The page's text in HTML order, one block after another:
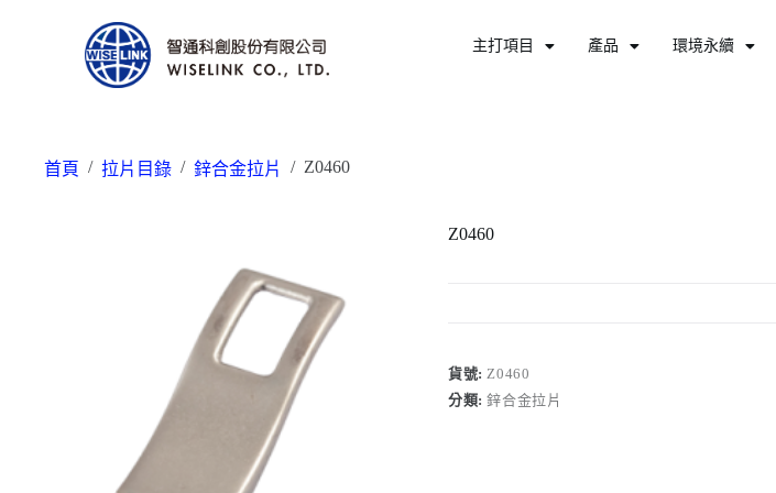
主打項目 產品 環境永續
首頁 / 拉片目錄 / 鋅合金拉片 / Z0460
Z0460
貨號:Z0460
分類:鋅合金拉片